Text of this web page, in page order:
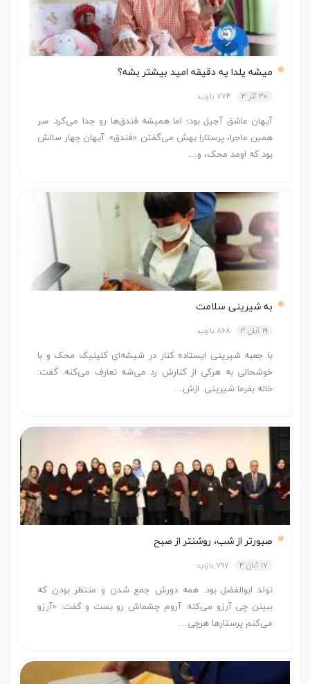
میشه یلدا یه دقیقه امید بیشتر بشه؟
30 آذر 3 773 بازدید
آیهان عاشق آجیل بود؛ اما همیشه فندق‌ها رو جدا می‌کرد. سر
همین ماجرا، پرستارا بهش می‌گفتن «فندق». آیهان چهار سالش
بود که اومد محک، و…
به شیرینی سلامت
19 آبان 3 868 بازدید
با جعبه شیرینی ایستاده کنار در شیشه‌ای کلینیک محک و با
خوشحالی به هرکی از کنارش رد می‌شه تعارف می‌کنه. گفت:
خاله بفرما شیرینی. ازش…
صبورتر از شب، روشن­تر از صبح
17 آبان 3 797 بازدید
تولد ابوالفضل بود. همه دورش جمع شدن و منتظر بودن که
ببینن چی آرزو می‌کنه. آروم چشماش رو بست و گفت: «آرزو
می‌کنم پرستارها هرچی…